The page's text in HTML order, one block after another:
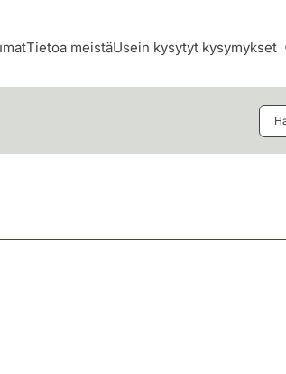
Tietoa meistäUsein kysytyt kysymykset